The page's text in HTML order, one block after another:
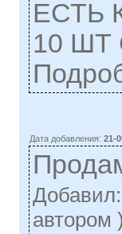
ЕСТЬ
10 ШТ
Дата добавления:21-
автором